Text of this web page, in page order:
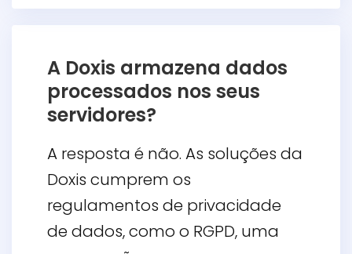
A Doxis armazena dados
processados nos seus
servidores?
A resposta é não. As soluções da
Doxis cumprem os
regulamentos de privacidade
de dados, como o RGPD, uma